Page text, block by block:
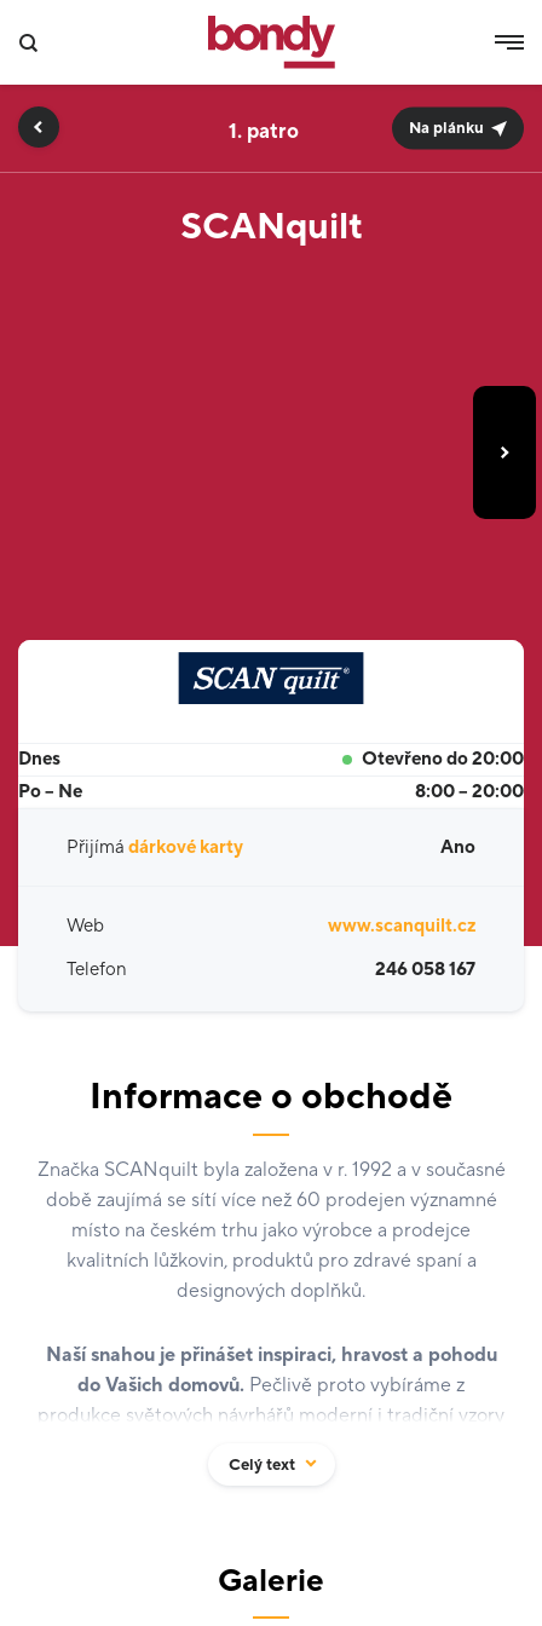
SCANquilt
1. Na plánku
Dnes
Otevřeno do 20:00
Po – Ne
8:00 – 20:00
Přijímá dárkové karty Ano
Web
www.scanquilt.cz
Telefon
246 058 167
Informace o obchodě
Značka SCANquilt byla založena v r. 1992 a v současné
době zaujímá se sítí více než 60 prodejen významné
místo na českém trhu jako výrobce a prodejce
kvalitních lůžkovin, produktů pro zdravé spaní a
designových doplňků.
Naší snahou je přinášet inspiraci, hravost a pohodu
do Vašich domovů. Pečlivě proto vybíráme z
produkce světových návrhářů moderní i tradiční vzory
variacemi vzorů a barev povlečení je v současné době
Přikrývky a polštáře SCANquilt s výplní z dutých
Celý text
Galerie